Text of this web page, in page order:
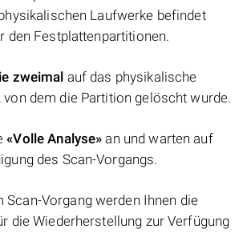
Laufwerke befindet
den Festplattenpartitionen.
zweimal auf das physikalische
von dem die Partition gelöscht wurde.
«Volle Analyse» an und warten auf
des Scan-Vorgangs.
Scan-Vorgang werden Ihnen die
die Wiederherstellung zur Verfügung